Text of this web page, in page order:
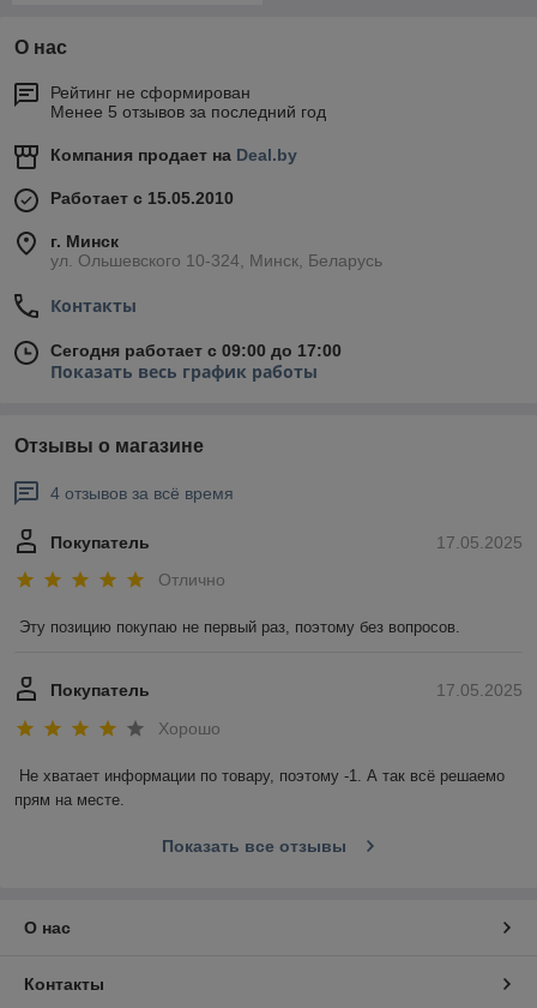
О нас
Рейтинг не сформирован
Менее 5 отзывов за последний год
Компания продает на Deal.by
Работает с 15.05.2010
г. Минск
ул. Ольшевского 10-324, Минск, Беларусь
Контакты
Сегодня работает с 09:00 до 17:00
Показать весь график работы
Отзывы о магазине
4 отзывов за всё время
17.05.2025
Покупатель
Отлично
Эту позицию покупаю не первый раз, поэтому без вопросов.
17.05.2025
Покупатель
Хорошо
Не хватает информации по товару, поэтому -1. А так всё решаемо
прям на месте.
Показать все отзывы
О нас
Контакты